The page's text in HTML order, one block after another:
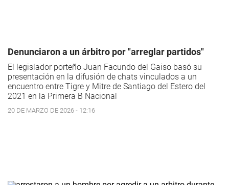
Denunciaron a un árbitro por "arreglar partidos"
El legislador porteño Juan Facundo del Gaiso basó su
presentación en la difusión de chats vinculados a un
encuentro entre Tigre y Mitre de Santiago del Estero del
2021 en la Primera B Nacional
20 DE MARZO DE 2026 - 12:16